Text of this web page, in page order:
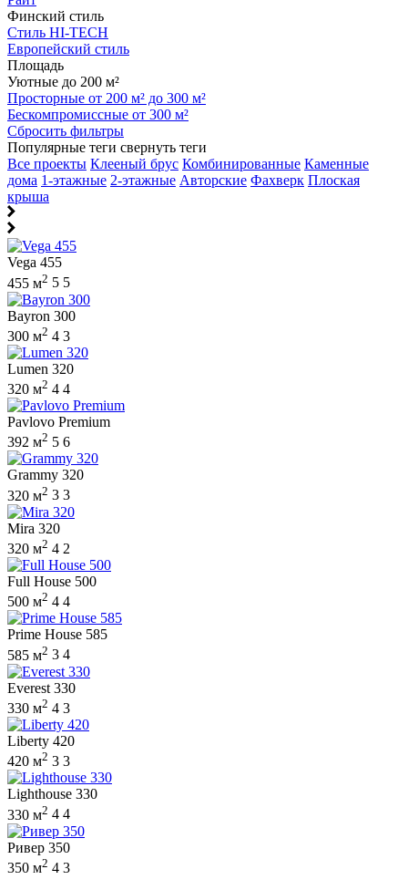
Финский стиль
Стиль HI-TECH
Европейский стиль
Площадь
Уютные до 200 м²
Просторные от 200 м² до 300 м²
Бескомпромиссные от 300 м²
Сбросить фильтры
Популярные теги свернуть теги
Все проекты Клееный брус Комбинированные Каменные
дома 1-этажные 2-этажные Авторские Фахверк Плоская
крыша
Vega 455
455 м2 5 5
Bayron 300
300 м2 4 3
Lumen 320
320 м2 4 4
Pavlovo Premium
392 м2 5 6
Grammy 320
320 м2 3 3
Mira 320
320 м2 4 2
Full House 500
500 м2 4 4
Prime House 585
585 м2 3 4
Everest 330
330 м2 4 3
Liberty 420
420 м2 3 3
Lighthouse 330
330 м2 4 4
Ривер 350
350 м2 4 3